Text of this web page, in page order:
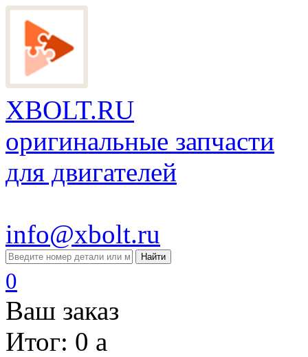
XBOLT.RU
оригинальные запчасти
для двигателей
info@xbolt.ru
Найти
0
Ваш заказ
Итог: 0 a